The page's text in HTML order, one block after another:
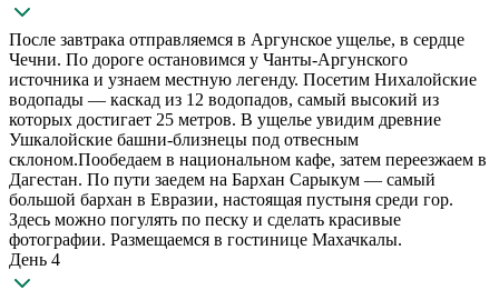
После завтрака отправляемся в Аргунское ущелье, в сердце
Чечни. По дороге остановимся у Чанты-Аргунского
источника и узнаем местную легенду. Посетим Нихалойские
водопады — каскад из 12 водопадов, самый высокий из
которых достигает 25 метров. В ущелье увидим древние
Ушкалойские башни-близнецы под отвесным
склоном.Пообедаем в национальном кафе, затем переезжаем в
Дагестан. По пути заедем на Бархан Сарыкум — самый
большой бархан в Евразии, настоящая пустыня среди гор.
Здесь можно погулять по песку и сделать красивые
фотографии. Размещаемся в гостинице Махачкалы.
День 4